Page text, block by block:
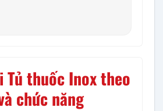
Tủ thuốc Inox theo
chức năng